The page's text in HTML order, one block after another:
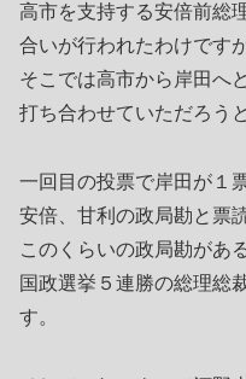
高市を支持する安倍前総
合いが行われたわけですが
そこでは高市から岸田へ
打ち合わせていただろう
一回目の投票で岸田が１
安倍、甘利の政局勘と票
このくらいの政局勘があ
国政選挙５連勝の総理総
す。